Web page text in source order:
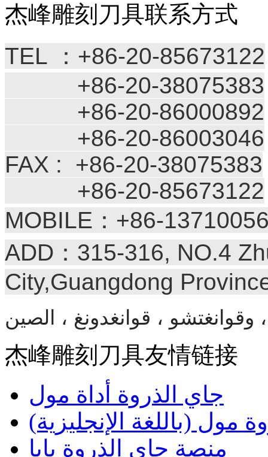
杰峰雕刻刀具联系方式
TEL ：+86-20-85673122
+86-20-38075383
+86-20-86000892
+86-20-86003046
FAX : +86-20-38075383
+86-20-85673122
MOBILE：+86-
ADD：315-316, NO.4
City,Guangdong
杰峰雕刻刀具友情链接
جاي الذروة أداة مول
مول (باللغة الإنجليزية)
منصة جاي الذروة بابا